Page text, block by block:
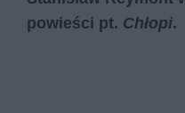
powieści pt. Chłopi.